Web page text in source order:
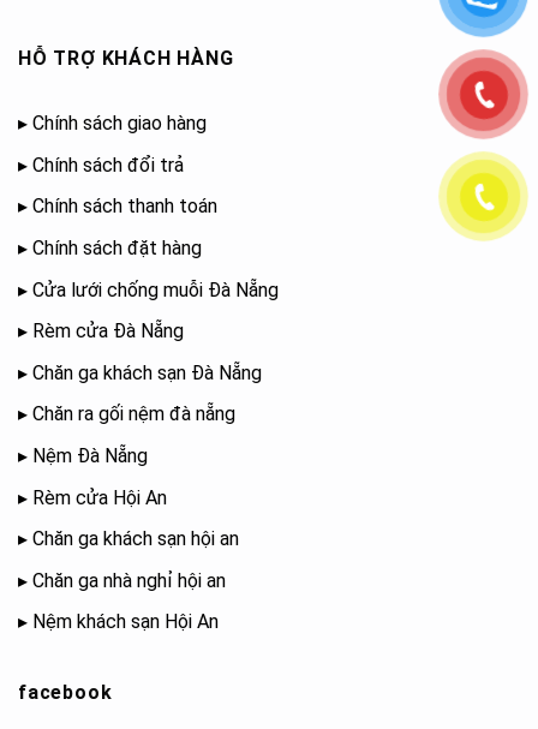
HỖ TRỢ KHÁCH HÀNG
▸ Chính sách giao hàng
▸ Chính sách đổi trả
▸ Chính sách thanh toán
▸ Chính sách đặt hàng
▸ Cửa lưới chống muỗi Đà Nẵng
▸ Rèm cửa Đà Nẵng
▸ Chăn ga khách sạn Đà Nẵng
▸ Chăn ra gối nệm đà nẵng
▸ Nệm Đà Nẵng
▸ Rèm cửa Hội An
▸ Chăn ga khách sạn hội an
▸ Chăn ga nhà nghỉ hội an
▸ Nệm khách sạn Hội An
facebook